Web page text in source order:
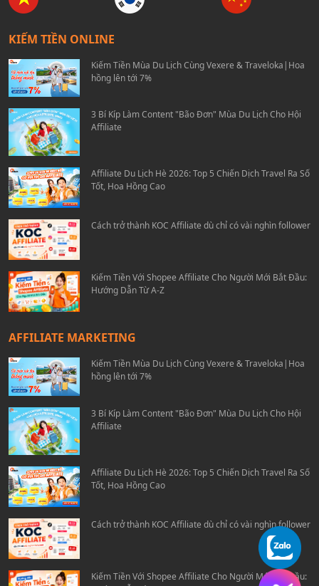
KIẾM TIỀN ONLINE
Kiếm Tiền Mùa Du Lịch Cùng Vexere & Traveloka|Hoa
hồng lên tới 7%
3 Bí Kíp Làm Content "Bão Đơn" Mùa Du Lịch Cho Hội
Affiliate
Affiliate Du Lịch Hè 2026: Top 5 Chiến Dịch Travel Ra Số
Tốt, Hoa Hồng Cao
Cách trở thành KOC Affiliate dù chỉ có vài nghìn follower
Kiếm Tiền Với Shopee Affiliate Cho Người Mới Bắt Đầu:
Hướng Dẫn Từ A-Z
AFFILIATE MARKETING
Kiếm Tiền Mùa Du Lịch Cùng Vexere & Traveloka|Hoa
hồng lên tới 7%
3 Bí Kíp Làm Content "Bão Đơn" Mùa Du Lịch Cho Hội
Affiliate
Affiliate Du Lịch Hè 2026: Top 5 Chiến Dịch Travel Ra Số
Tốt, Hoa Hồng Cao
Cách trở thành KOC Affiliate dù chỉ có vài nghìn follower
Kiếm Tiền Với Shopee Affiliate Cho Người Mới Bắt Đầu: